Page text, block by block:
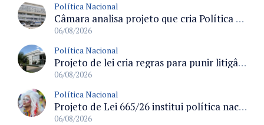
Política Nacional
Câmara analisa projeto que cria Política Nacional de Qualificação e Valorização da Preceptoria na Residência Médica
06/08/2026
Política Nacional
Projeto de lei cria regras para punir litigância abusiva reversa e integrar sistemas do Judiciário
06/08/2026
Política Nacional
Projeto de Lei 665/26 institui política nacional para prevenção ao transfeminicídio e prevê medidas de proteção e reparação
06/08/2026